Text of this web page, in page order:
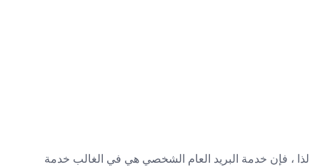
لذا ، فإن خدمة البريد العام الشخصي هي في الغالب خدمة